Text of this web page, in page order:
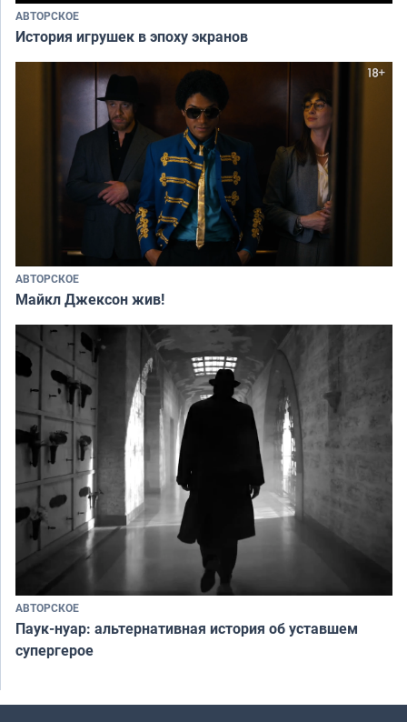
АВТОРСКОЕ
История игрушек в эпоху экранов
АВТОРСКОЕ
Майкл Джексон жив!
АВТОРСКОЕ
Паук-нуар: альтернативная история об уставшем
супергерое